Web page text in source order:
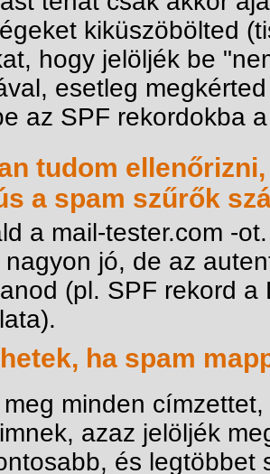
kiküszöbölted
hogy jelöljék be
esetleg
az SPF rekordokba
tudom
a spam szűrők
a mail-tester.com -
nagyon jó, de az
(pl. SPF rekord
ha spam
meg minden
azaz jelöljék
és legtöbbet